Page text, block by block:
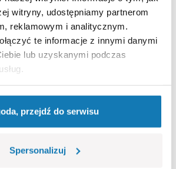
witryny, udostępniamy partnerom
reklamowym i analitycznym.
te informacje z innymi danymi
lub uzyskanymi podczas
przejdź do serwisu
Spersonalizuj
dotyczące produktów
z innymi markami klocków
pod wpływem temperatury,
instrukcja oparta na rysunkach i